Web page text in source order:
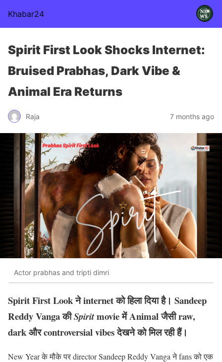
Khabar24
Spirit First Look Shocks Internet:
Bruised Prabhas, Dark Vibe &
Animal Era Returns
Raja 7 months ago
Actor prabhas and tripti dimri
Spirit First Lookने internet को हिला दिया है। Sandeep
Reddy Vanga कीSpiritmovie में Animal जैसी raw,
dark और controversial vibes देखने को मिल रही हैं।
New Year के मौके पर director Sandeep Reddy Vanga ने fans को एक